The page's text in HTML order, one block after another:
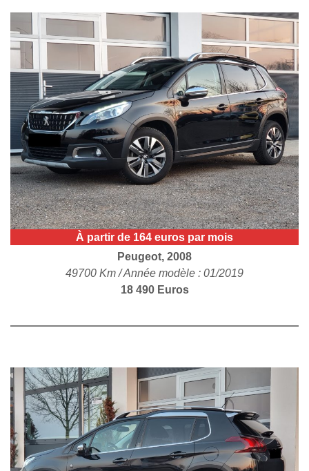
CARTE GRISE
QUI SOMMES-
NOUS?
POLITIQUE DE
CONFIDENTIALITÉ
À partir de 164 euros par mois
Peugeot, 2008
49700 Km / Année modèle : 01/2019
18 490 Euros